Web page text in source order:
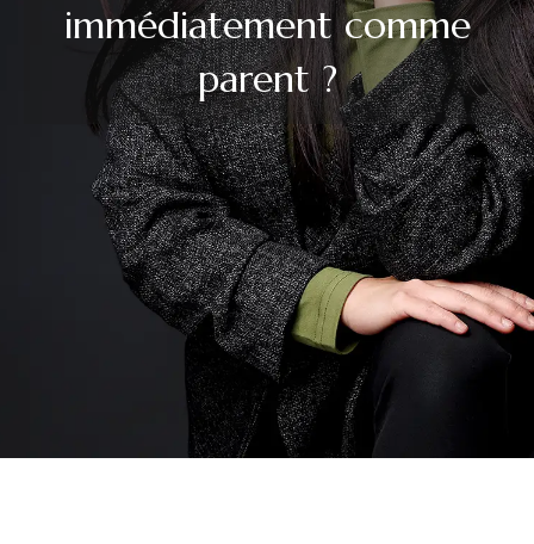
immédiatement comme
parent ?